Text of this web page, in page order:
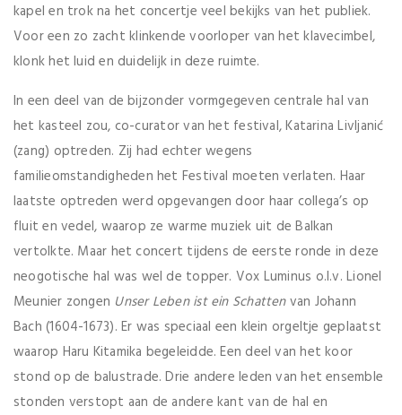
kapel en trok na het concertje veel bekijks van het publiek.
Voor een zo zacht klinkende voorloper van het klavecimbel,
klonk het luid en duidelijk in deze ruimte.
In een deel van de bijzonder vormgegeven centrale hal van
het kasteel zou, co-curator van het festival, Katarina Livljanić
(zang) optreden. Zij had echter wegens
familieomstandigheden het Festival moeten verlaten. Haar
laatste optreden werd opgevangen door haar collega’s op
fluit en vedel, waarop ze warme muziek uit de Balkan
vertolkte. Maar het concert tijdens de eerste ronde in deze
neogotische hal was wel de topper. Vox Luminus o.l.v. Lionel
Meunier zongen Unser Leben ist ein Schattenvan Johann
Bach (1604-1673). Er was speciaal een klein orgeltje geplaatst
waarop Haru Kitamika begeleidde. Een deel van het koor
stond op de balustrade. Drie andere leden van het ensemble
stonden verstopt aan de andere kant van de hal en